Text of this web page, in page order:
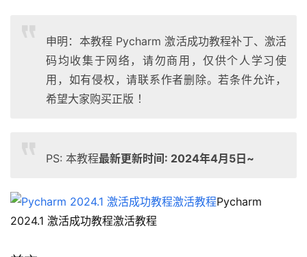
申明：本教程 Pycharm 激活成功教程补丁、激活
码均收集于网络，请勿商用，仅供个人学习使
用，如有侵权，请联系作者删除。若条件允许，
希望大家购买正版 ！
PS: 本教程最新更新时间: 2024年4月5日~
Pycharm
2024.1 激活成功教程激活教程